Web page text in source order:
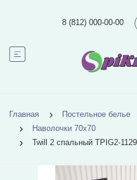
8 (812) 000-00-00
Главная Постельное белье
Наволочки 70х70
Twill 2 спальный TPIG2-